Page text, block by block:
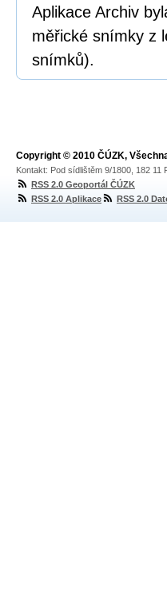
Aplikace Archiv
měřické snímky z
snímků).
Copyright © 2010 ČÚZK,
Kontakt: Pod sídlištěm 9/1800, 182 11
RSS 2.0 Geoportál ČÚZK
RSS 2.0 Aplikace
RSS 2.0